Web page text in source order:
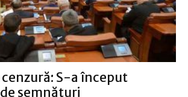
S-a început
semnături